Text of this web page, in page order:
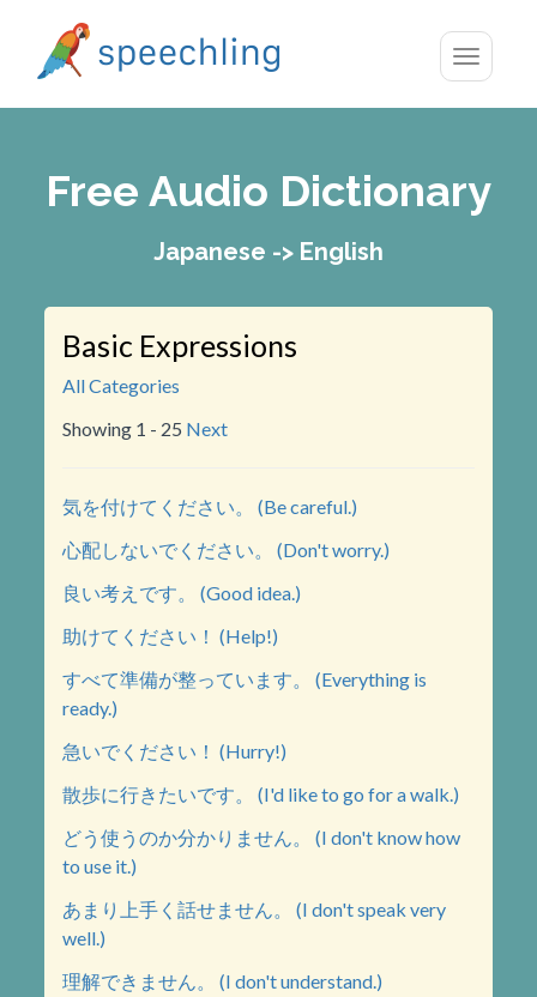
Toggle
Free Audio Dictionary
Japanese -> English
Basic Expressions
All Categories
Showing 1 - 25 Next
気を付けてください。 (Be careful.)
心配しないでください。 (Don't worry.)
良い考えです。 (Good idea.)
助けてください！ (Help!)
すべて準備が整っています。 (Everything is
ready.)
急いでください！ (Hurry!)
散歩に行きたいです。 (I'd like to go for a walk.)
どう使うのか分かりません。 (I don't know how
to use it.)
あまり上手く話せません。 (I don't speak very
well.)
理解できません。 (I don't understand.)